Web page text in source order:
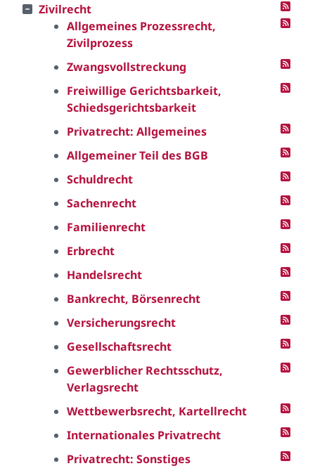
Zivilrecht
Allgemeines Prozessrecht,
Zivilprozess
Zwangsvollstreckung
Freiwillige Gerichtsbarkeit,
Schiedsgerichtsbarkeit
Privatrecht: Allgemeines
Allgemeiner Teil des BGB
Schuldrecht
Sachenrecht
Familienrecht
Erbrecht
Handelsrecht
Bankrecht, Börsenrecht
Versicherungsrecht
Gesellschaftsrecht
Gewerblicher Rechtsschutz,
Verlagsrecht
Wettbewerbsrecht, Kartellrecht
Internationales Privatrecht
Privatrecht: Sonstiges